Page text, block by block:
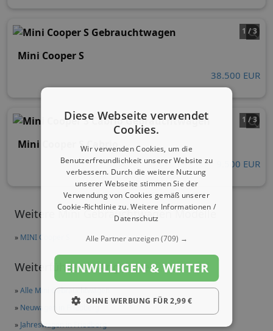
Weitere Mini Gebrauchtwagen Modelle
» MINI Cooper S
Weiterführende Angebote
»Alle Mini Gebrauchtwagen
» Neuwagen in Friedberg
» Jahreswagen in Friedberg
1 / 3
Mini Cooper S
38.500 EUR
1 / 3
Mini Cooper S Cabrio
9.500 EUR
Diese Webseite verwendet
Cookies.
Wir verwenden Cookies, um die
Benutzerfreundlichkeit unserer Website zu
verbessern. Durch die weitere Nutzung
unserer Webseite stimmen Sie der
Verwendung von Cookies gemäß unserer
Cookie-Richtlinie zu.Weitere Informationen /
Datenschutz
Alle Partner anzeigen(709) →
EINWILLIGEN & WEITER
OHNE WERBUNG FÜR 2,99 €